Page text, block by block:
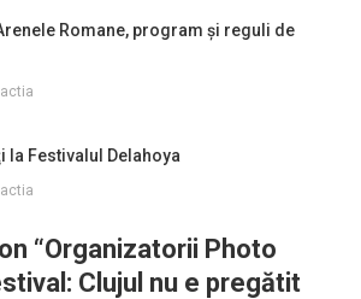
Romane, program și reguli de
Festivalul Delahoya
“Organizatorii Photo
Clujul nu e pregătit